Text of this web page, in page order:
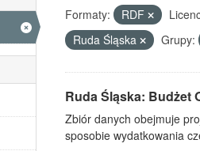
Formaty: RDF
Ruda Śląska
Grupy:
Ruda Śląska: Budżet
Zbiór danych obejmuje
sposobie wydatkowania